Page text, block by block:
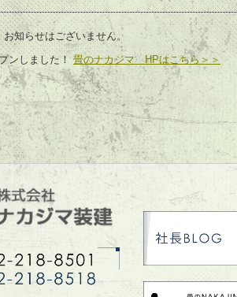
知らせはございません。
ンしました！ 畳のナカジマ HPはこちら＞＞